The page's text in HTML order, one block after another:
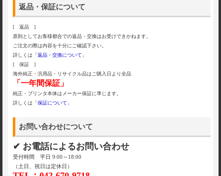
返品・保証について
[ 返品 ]
原則としてお客様都合での返品・交換はお受けできかねます。
ご注文の際は内容を十分にご確認下さい。
詳しくは「返品・交換について 」
[ 保証 ]
海外純正・汎用品・リサイクル品はご購入日より全品
「一年間保証」
純正・プリンタ本体はメーカー保証に準じます。
詳しくは「保証について 」
お問い合わせについて
✔ お電話によるお問い合わせ
受付時間 平日 9:00～18:00
（土日、祝日は定休日）